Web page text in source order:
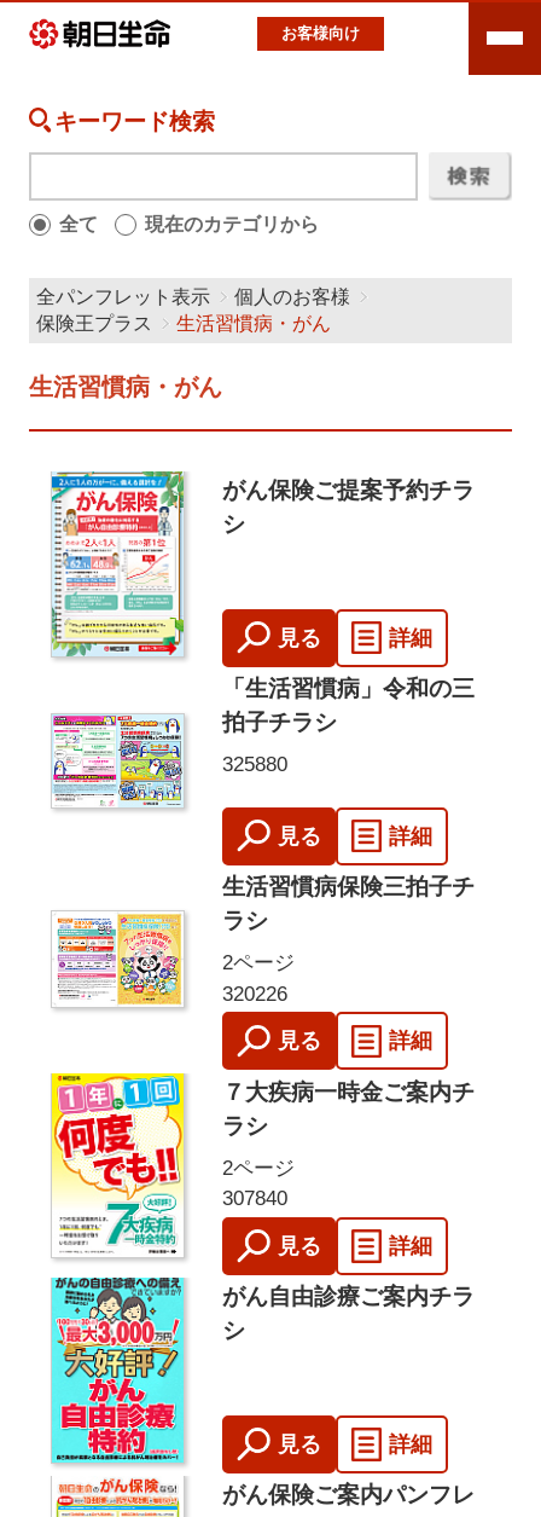
お客様向け
全パンフレット表示
個人のお客様
保険王プラス
生活習慣病・がん
生活習慣病・がん
見る 詳細
がん保険ご提案予約チラ
シ
見る 詳細
「生活習慣病」令和の三
拍子チラシ
325880
見る 詳細
生活習慣病保険三拍子チ
ラシ
2ページ
320226
見る 詳細
７大疾病一時金ご案内チ
ラシ
2ページ
307840
見る 詳細
がん自由診療ご案内チラ
シ
がん保険ご案内パンフレ
キーワード検索
全て 現在のカテゴリから